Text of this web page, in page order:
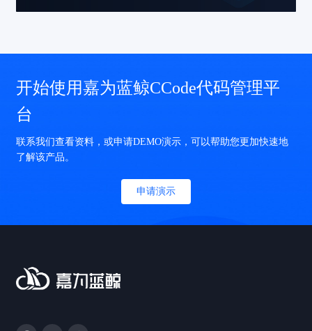
开始使用嘉为蓝鲸CCode代码管理平
台
联系我们查看资料，或申请DEMO演示，可以帮助您更加快速地
了解该产品。
申请演示